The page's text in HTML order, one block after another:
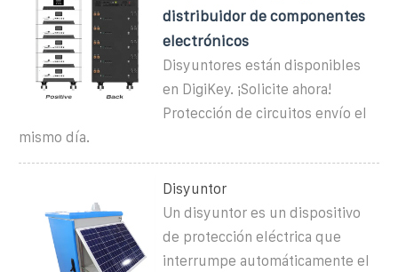
distribuidor de componentes
electrónicos
Disyuntores están disponibles
en DigiKey. ¡Solicite ahora!
Protección de circuitos envío el
mismo día.
Disyuntor
Un disyuntor es un dispositivo
de protección eléctrica que
interrumpe automáticamente el